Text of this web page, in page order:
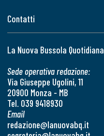
Contatti
La Nuova Bussola Quotidiana
Sede operativa redazione:
Via Giuseppe Ugolini, 11
20900 Monza - MB
Tel. 039 9418930
Email
redazione@lanuovabq.it